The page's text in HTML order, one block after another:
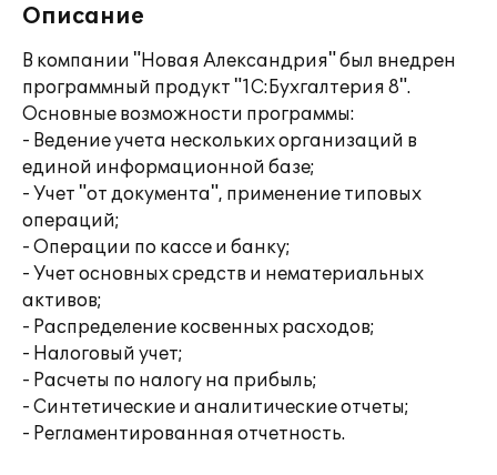
Описание
В компании "Новая Александрия" был внедрен
программный продукт "1С:Бухгалтерия 8".
Основные возможности программы:
- Ведение учета нескольких организаций в
единой информационной базе;
- Учет "от документа", применение типовых
операций;
- Операции по кассе и банку;
- Учет основных средств и нематериальных
активов;
- Распределение косвенных расходов;
- Налоговый учет;
- Расчеты по налогу на прибыль;
- Синтетические и аналитические отчеты;
- Регламентированная отчетность.